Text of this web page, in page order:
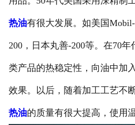
热油有很大发展。如美国
200，日本丸善-200等。在70
类产品的热稳定性，向油中加
效果。以后，随着加工工艺不
热油的质量有很大提高，使用